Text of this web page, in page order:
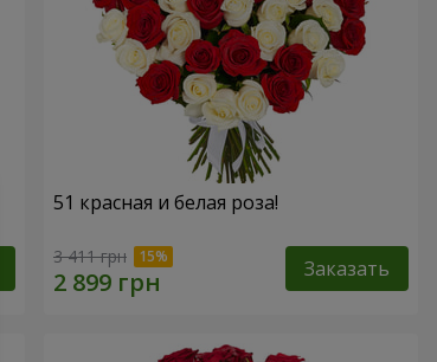
51 красная и белая роза!
3 411 грн Заказать